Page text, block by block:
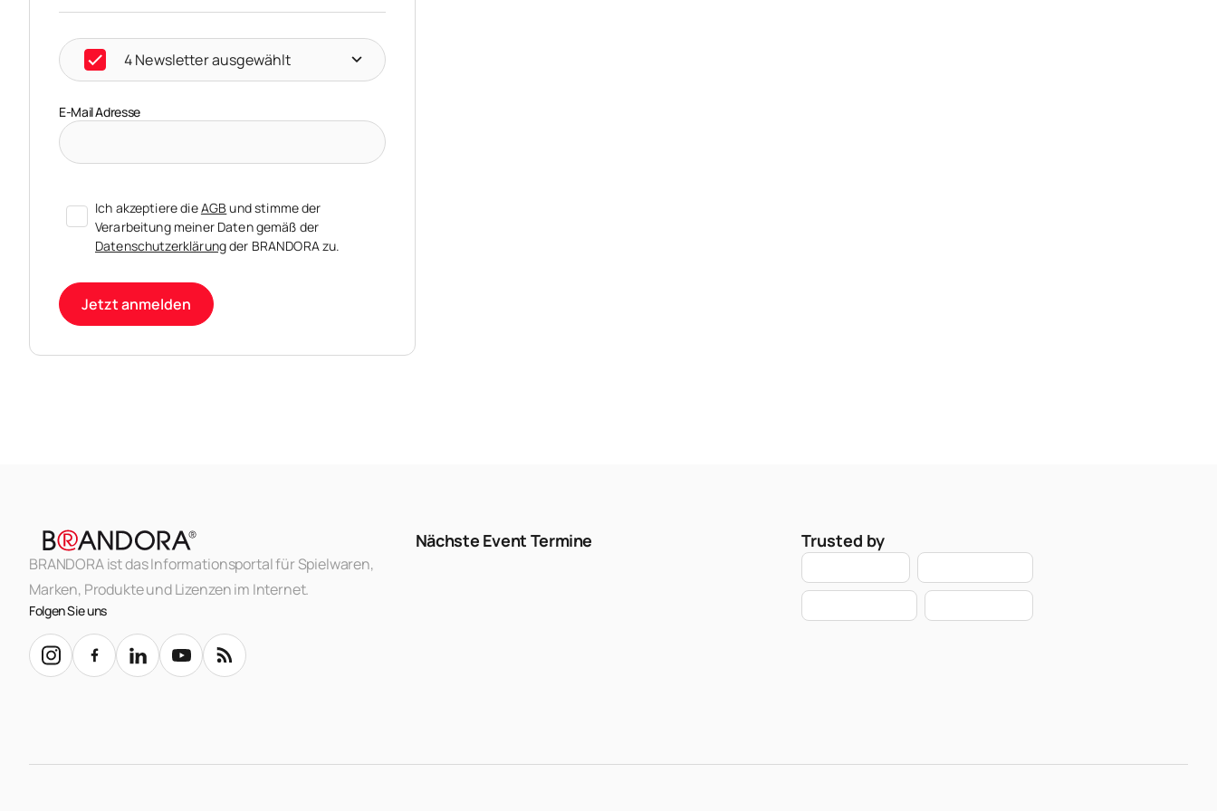
4 Newsletter ausgewählt
E-Mail Adresse
Ich akzeptiere dieAGBund stimme der
Verarbeitung meiner Daten gemäß der
Datenschutzerklärungder BRANDORA zu.
Jetzt anmelden
BRANDORA ist das Informationsportal für Spielwaren,
Marken, Produkte und Lizenzen im Internet.
Folgen Sie uns
Nächste Event Termine Trusted by